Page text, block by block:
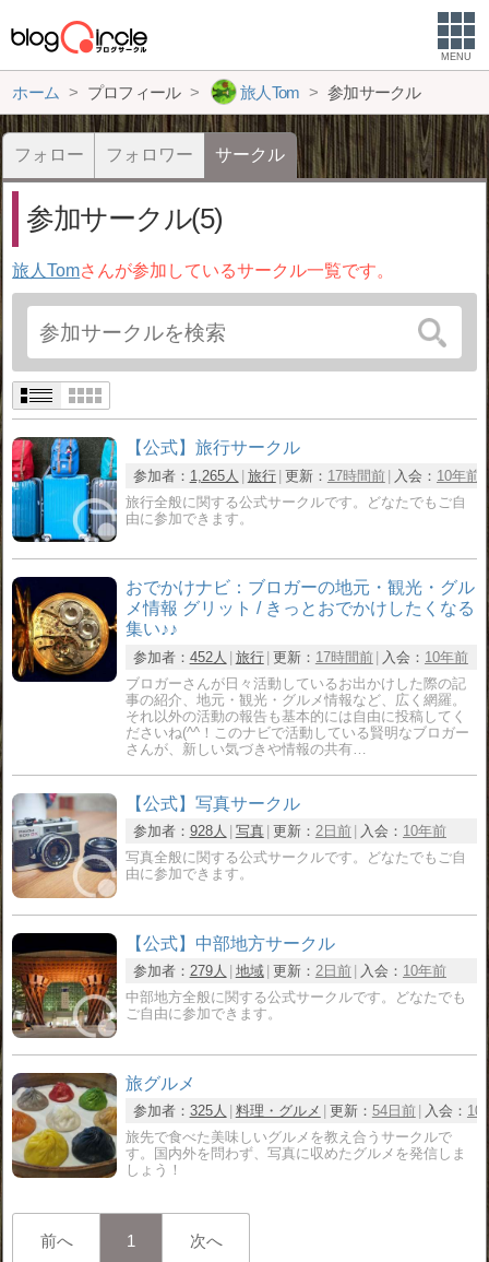
MENU
ホーム プロフィール 旅人Tom 参加サークル
フォロー フォロワー サークル
参加サークル(5)
旅人Tomさんが参加しているサークル一覧です。
【公式】旅行サークル
参加者： 1,265人 旅行 更新： 17時間前 入会： 10年前
旅行全般に関する公式サークルです。どなたでもご自
由に参加できます。
おでかけナビ：ブロガーの地元・観光・グル
メ情報 グリット / きっとおでかけしたくなる
集い♪♪
参加者： 452人 旅行 更新： 17時間前 入会： 10年前
ブロガーさんが日々活動しているお出かけした際の記
事の紹介、地元・観光・グルメ情報など、広く網羅。
それ以外の活動の報告も基本的には自由に投稿してく
ださいね(^^！このナビで活動している賢明なブロガー
さんが、新しい気づきや情報の共有…
【公式】写真サークル
参加者： 928人 写真 更新： 2日前 入会： 10年前
写真全般に関する公式サークルです。どなたでもご自
由に参加できます。
【公式】中部地方サークル
参加者： 279人 地域 更新： 2日前 入会： 10年前
中部地方全般に関する公式サークルです。どなたでも
ご自由に参加できます。
旅グルメ
参加者： 325人 料理・グルメ 更新： 54日前 入会： 10
旅先で食べた美味しいグルメを教え合うサークルで
す。国内外を問わず、写真に収めたグルメを発信しま
しょう！
前へ 1 次へ